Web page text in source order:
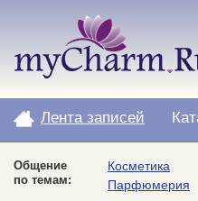
Лента записей
Общение
по темам:
Косметика
Парфюмерия